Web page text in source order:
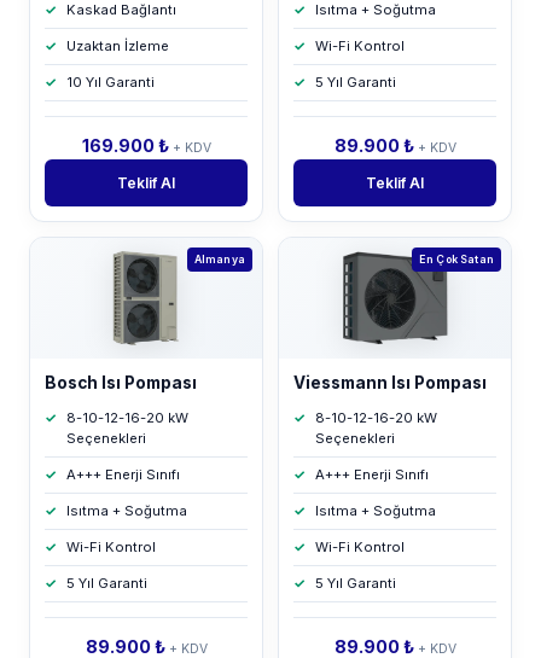
Kaskad Bağlantı
Uzaktan İzleme
10 Yıl Garanti
169.900 ₺ + KDV
Teklif Al
Isıtma + Soğutma
Wi-Fi Kontrol
5 Yıl Garanti
89.900 ₺ + KDV
Teklif Al
Almanya
Bosch Isı Pompası
8-10-12-16-20 kW
Seçenekleri
A+++ Enerji Sınıfı
Isıtma + Soğutma
Wi-Fi Kontrol
5 Yıl Garanti
89.900 ₺ + KDV
En Çok Satan
Viessmann Isı Pompası
8-10-12-16-20 kW
Seçenekleri
A+++ Enerji Sınıfı
Isıtma + Soğutma
Wi-Fi Kontrol
5 Yıl Garanti
89.900 ₺ + KDV